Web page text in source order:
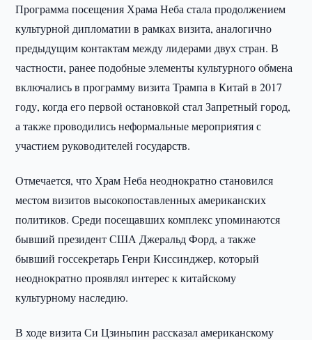
Программа посещения Храма Неба стала продолжением
культурной дипломатии в рамках визита, аналогично
предыдущим контактам между лидерами двух стран. В
частности, ранее подобные элементы культурного обмена
включались в программу визита Трампа в Китай в 2017
году, когда его первой остановкой стал Запретный город,
а также проводились неформальные мероприятия с
участием руководителей государств.
Отмечается, что Храм Неба неоднократно становился
местом визитов высокопоставленных американских
политиков. Среди посещавших комплекс упоминаются
бывший президент США Джеральд Форд, а также
бывший госсекретарь Генри Киссинджер, который
неоднократно проявлял интерес к китайскому
культурному наследию.
В ходе визита Си Цзиньпин рассказал американскому